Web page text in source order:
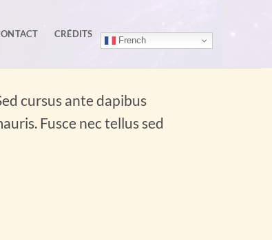
CRÉDITS
French
cursus ante dapibus
Fusce nec tellus sed